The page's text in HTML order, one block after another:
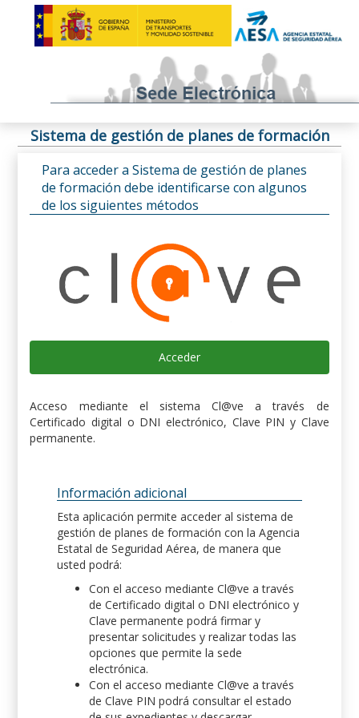
Sistema de gestión de planes de formación
Para acceder a Sistema de gestión de planes
de formación debe identificarse con algunos
de los siguientes métodos
Acceder
Acceso mediante el sistema Cl@ve a través de
Certificado digital o DNI electrónico, Clave PIN y Clave
permanente.
Información adicional
Esta aplicación permite acceder al sistema de
gestión de planes de formación con la Agencia
Estatal de Seguridad Aérea, de manera que
usted podrá:
Con el acceso mediante Cl@ve a través
de Certificado digital o DNI electrónico y
Clave permanente podrá firmar y
presentar solicitudes y realizar todas las
opciones que permite la sede
electrónica.
Con el acceso mediante Cl@ve a través
de Clave PIN podrá consultar el estado